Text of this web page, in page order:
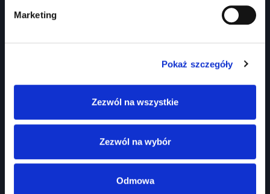
Marketing
Pokaż szczegóły
Zezwól na wszystkie
Zezwól na wybór
Odmowa
Kurs Teorii Prawo Jazdy przez Internet?
Jak zdać prawo jazdy?
Jakie dokumenty i wnioski potrzebujesz?